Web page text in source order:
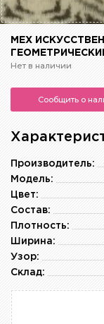
МЕХ
Нет в наличии
Сообщить о
Производитель:
Модель:
Цвет:
Состав:
Плотность:
Ширина:
Узор:
Склад: